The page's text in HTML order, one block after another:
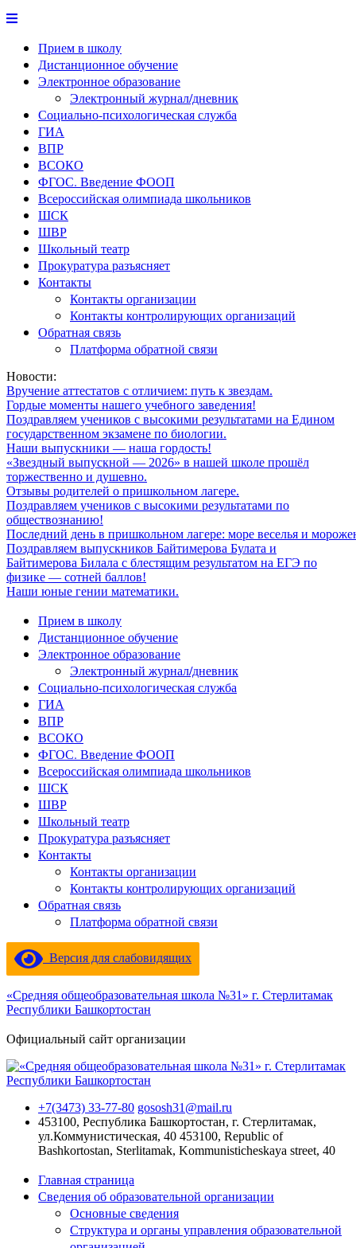
Прием в школу
Дистанционное обучение
Электронное образование
Электронный журнал/дневник
Социально-психологическая служба
ГИА
ВПР
ВСОКО
ФГОС. Введение ФООП
Всероссийская олимпиада школьников
ШСК
ШВР
Школьный театр
Прокуратура разъясняет
Контакты
Контакты организации
Контакты контролирующих организаций
Обратная связь
Платформа обратной связи
Новости:
Вручение аттестатов с отличием: путь к звездам.
Гордые моменты нашего учебного заведения!
Поздравляем учеников с высокими результатами на Едином
государственном экзамене по биологии.
Наши выпускники — наша гордость!
«Звездный выпускной — 2026» в нашей школе прошёл
торжественно и душевно.
Отзывы родителей о пришкольном лагере.
Поздравляем учеников с высокими результатами по
обществознанию!
Последний день в пришкольном лагере: море веселья и
Поздравляем выпускников Байтимерова Булата и
Байтимерова Билала с блестящим результатом на ЕГЭ по
физике — сотней баллов!
Наши юные гении математики.
Прием в школу
Дистанционное обучение
Электронное образование
Электронный журнал/дневник
Социально-психологическая служба
ГИА
ВПР
ВСОКО
ФГОС. Введение ФООП
Всероссийская олимпиада школьников
ШСК
ШВР
Школьный театр
Прокуратура разъясняет
Контакты
Контакты организации
Контакты контролирующих организаций
Обратная связь
Платформа обратной связи
Версия для слабовидящих
«Средняя общеобразовательная школа №31» г. Стерлитамак
Республики Башкортостан
Официальный сайт организации
+7(3473) 33-77-80 gososh31@mail.ru
453100, Республика Башкортостан, г. Стерлитамак,
ул.Коммунистическая, 40 453100, Republic of
Bashkortostan, Sterlitamak, Kommunisticheskaya street, 40
Главная страница
Сведения об образовательной организации
Основные сведения
Структура и органы управления образовательной